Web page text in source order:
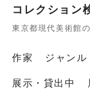
コレクション
東京都現代美術館
作家 ジャンル
展示・貸出中